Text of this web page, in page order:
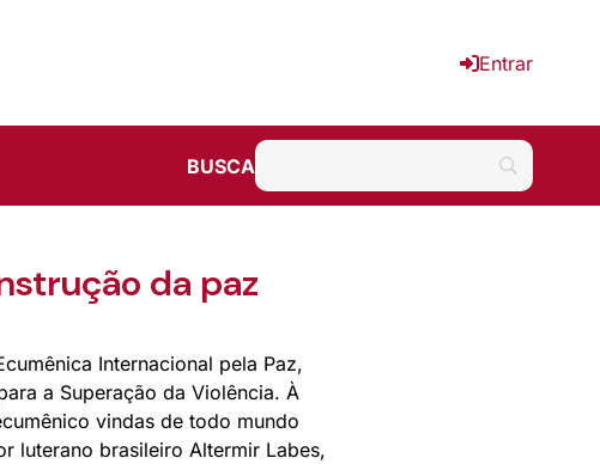
Entrar
BUSCA
da paz
Internacional pela Paz,
a Superação da Violência. À
vindas de todo mundo
luterano brasileiro Altermir Labes,